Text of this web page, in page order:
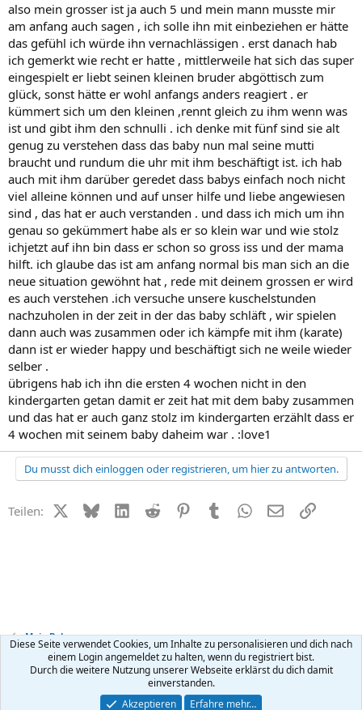
also mein grosser ist ja auch 5 und mein mann musste mir
am anfang auch sagen , ich solle ihn mit einbeziehen er hätte
das gefühl ich würde ihn vernachlässigen . erst danach hab
ich gemerkt wie recht er hatte , mittlerweile hat sich das super
eingespielt er liebt seinen kleinen bruder abgöttisch zum
glück, sonst hätte er wohl anfangs anders reagiert . er
kümmert sich um den kleinen ,rennt gleich zu ihm wenn was
ist und gibt ihm den schnulli . ich denke mit fünf sind sie alt
genug zu verstehen dass das baby nun mal seine mutti
braucht und rundum die uhr mit ihm beschäftigt ist. ich hab
auch mit ihm darüber geredet dass babys einfach noch nicht
viel alleine können und auf unser hilfe und liebe angewiesen
sind , das hat er auch verstanden . und dass ich mich um ihn
genau so gekümmert habe als er so klein war und wie stolz
ichjetzt auf ihn bin dass er schon so gross iss und der mama
hilft. ich glaube das ist am anfang normal bis man sich an die
neue situation gewöhnt hat , rede mit deinem grossen er wird
es auch verstehen .ich versuche unsere kuschelstunden
nachzuholen in der zeit in der das baby schläft , wir spielen
dann auch was zusammen oder ich kämpfe mit ihm (karate)
dann ist er wieder happy und beschäftigt sich ne weile wieder
selber .
übrigens hab ich ihn die ersten 4 wochen nicht in den
kindergarten getan damit er zeit hat mit dem baby zusammen
und das hat er auch ganz stolz im kindergarten erzählt dass er
4 wochen mit seinem baby daheim war . :love1
Du musst dich einloggen oder registrieren, um hier zu antworten.
Teilen: X (Twitter)
BlueskyLinkedIn
Reddit PinterestTumblr WhatsApp
E-MailLink
Mein Baby
Kontakt Nutzungsbedingungen Datenschutz Hilfe
R
Community platform by XenForo ® © 2010-2026 XenForo Ltd.
Diese Seite verwendet Cookies, um Inhalte zu personalisieren und dich nach
einem Login angemeldet zu halten, wenn du registriert bist.
Durch die weitere Nutzung unserer Webseite erklärst du dich damit
einverstanden.
Akzeptieren
Erfahre mehr…